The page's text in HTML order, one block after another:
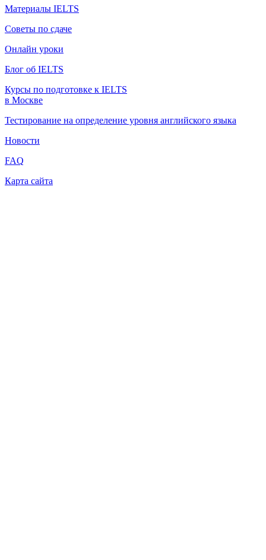
Материалы IELTS
Советы по сдаче
Онлайн уроки
Блог об IELTS
Курсы по подготовке к IELTS
в Москве
Тестирование на определение уровня английского языка
Новости
FAQ
Карта сайта